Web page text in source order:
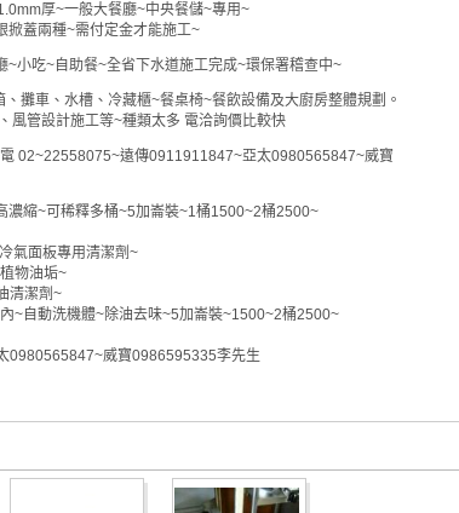
厚~一般大餐廳~中央餐儲~專用~
掀蓋兩種~需付定金才能施工~
小吃~自助餐~全省下水道施工完成~環保署稽查中~
攤車、水槽、冷藏櫃~餐桌椅~餐飲設備及大廚房整體規劃。
風管設計施工等~種類太多 電洽詢價比較快
02~22558075~遠傳0911911847~亞太0980565847~威寶
濃縮~可稀釋多桶~5加崙裝~1桶1500~2桶2500~
氣面板專用清潔劑~
物油垢~
清潔劑~
~自動洗機體~除油去味~5加崙裝~1500~2桶2500~
0980565847~威寶0986595335李先生